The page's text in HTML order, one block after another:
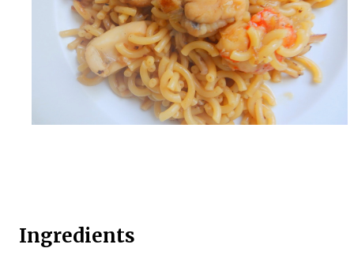
Ingredients